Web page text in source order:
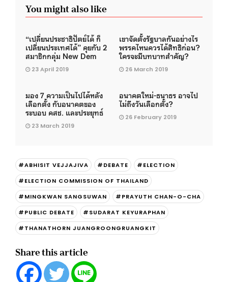
You might also like
“เปลี่ยนประชาธิปัตย์ได้ ก็
เปลี่ยนประเทศได้” คุยกับ 2
สมาชิกกลุ่ม New Dem
23 April 2019
เขาจัดตั้งรัฐบาลกันอย่างไร
พรรคไหนควรได้สิทธิก่อน?
ใครจะมีบทบาทสำคัญ?
26 March 2019
มอง 7 ความเป็นไปได้หลัง
เลือกตั้ง กับอนาคตของ
ระบอบ คสช. และประยุทธ์
23 March 2019
อนาคตใหม่-ธนาธร อาจไป
ไม่ถึงวันเลือกตั้ง?
26 February 2019
#ABHISIT VEJJAJIVA #DEBATE
#ELECTION
#ELECTION COMMISSION OF THAILAND
#MINGKWAN SANGSUWAN
#PRAYUTH CHAN-O-CHA
#PUBLIC DEBATE
#SUDARAT KEYURAPHAN
#THANATHORN JUANGROONGRUANGKIT
Share this article